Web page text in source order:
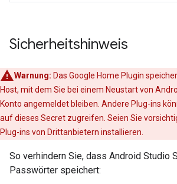
Sicherheitshinweis
Warnung: Das Google Home Plugin
Host, mit dem Sie bei einem Neustart von
Konto angemeldet bleiben. Andere Plug-ins
auf dieses Secret zugreifen. Seien Sie
Plug-ins von Drittanbietern installieren.
So verhindern Sie, dass Android Studio
Passwörter speichert: